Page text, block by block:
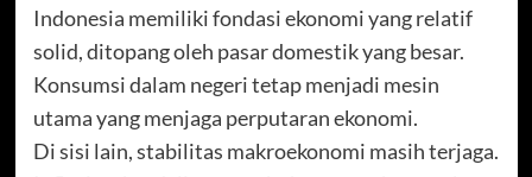
Indonesia memiliki fondasi ekonomi yang relatif
solid, ditopang oleh pasar domestik yang besar.
Konsumsi dalam negeri tetap menjadi mesin
utama yang menjaga perputaran ekonomi.
Di sisi lain, stabilitas makroekonomi masih terjaga.